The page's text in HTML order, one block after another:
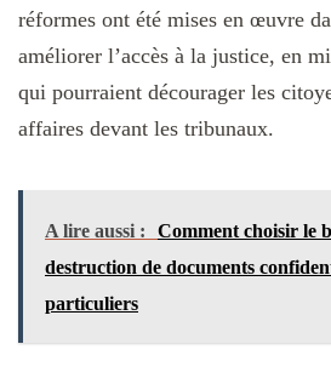
réformes ont été mises en œuvre
améliorer l’accès à la justice, en
qui pourraient décourager les
affaires devant les tribunaux.
A lire aussi :
Comment choisir le
destruction de documents
particuliers